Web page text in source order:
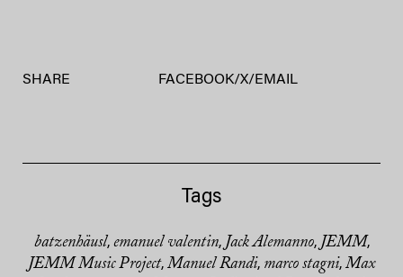
SHARE FACEBOOK/X/ EMAIL
Tags
batzenhäusl, emanuel valentin, Jack Alemanno, JEMM,
JEMM Music Project, Manuel Randi, marco stagni, Max